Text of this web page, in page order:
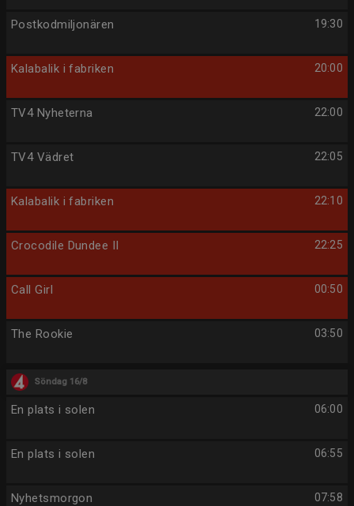
19:30
Postkodmiljonären
20:00
Kalabalik i fabriken
22:00
TV4 Nyheterna
22:05
TV4 Vädret
22:10
Kalabalik i fabriken
22:25
Crocodile Dundee II
00:50
Call Girl
03:50
The Rookie
Söndag 16/8
06:00
En plats i solen
06:55
En plats i solen
07:58
Nyhetsmorgon